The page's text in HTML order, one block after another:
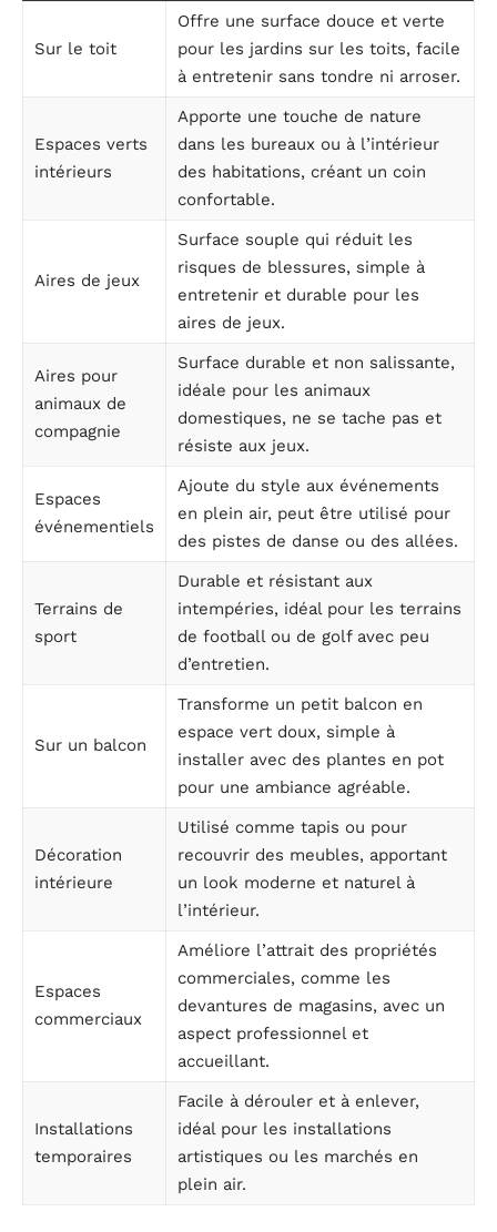
Sur le toit
Offre une surface douce et verte
pour les jardins sur les toits, facile
à entretenir sans tondre ni arroser.
Espaces verts
intérieurs
Apporte une touche de nature
dans les bureaux ou à l’intérieur
des habitations, créant un coin
confortable.
Aires de jeux
Surface souple qui réduit les
risques de blessures, simple à
entretenir et durable pour les
aires de jeux.
Aires pour
animaux de
compagnie
Surface durable et non salissante,
idéale pour les animaux
domestiques, ne se tache pas et
résiste aux jeux.
Espaces
événementiels
Ajoute du style aux événements
en plein air, peut être utilisé pour
des pistes de danse ou des allées.
Terrains de
sport
Durable et résistant aux
intempéries, idéal pour les terrains
de football ou de golf avec peu
d’entretien.
Sur un balcon
Transforme un petit balcon en
espace vert doux, simple à
installer avec des plantes en pot
pour une ambiance agréable.
Décoration
intérieure
Utilisé comme tapis ou pour
recouvrir des meubles, apportant
un look moderne et naturel à
l’intérieur.
Espaces
commerciaux
Améliore l’attrait des propriétés
commerciales, comme les
devantures de magasins, avec un
aspect professionnel et
accueillant.
Installations
temporaires
Facile à dérouler et à enlever,
idéal pour les installations
artistiques ou les marchés en
plein air.